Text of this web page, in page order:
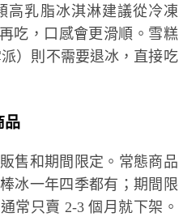
高乳脂冰淇淋建議從冷凍
吃，口感會更滑順。雪糕
）則不需要退冰，直接吃
品
售和期間限定。常態商品
冰一年四季都有；期間限
常只賣 2-3 個月就下架。